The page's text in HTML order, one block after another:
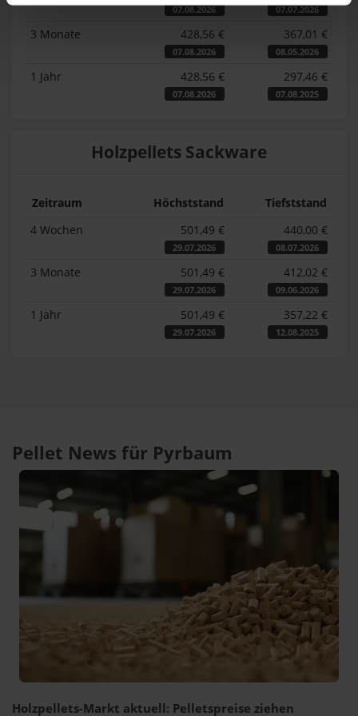
07.08.2026 07.07.2026
3 Monate 428,56 €
07.08.2026
367,01 €
08.05.2026
1 Jahr 428,56 €
07.08.2026
297,46 €
07.08.2025
Holzpellets Sackware
Zeitraum Höchststand
Tiefststand
4 Wochen
501,49 €
29.07.2026
440,00 €
08.07.2026
3 Monate 501,49 €
29.07.2026
412,02 €
09.06.2026
1 Jahr 501,49 €
29.07.2026
357,22 €
12.08.2025
Pellet News für Pyrbaum
Holzpellets-Markt aktuell: Pelletspreise ziehen